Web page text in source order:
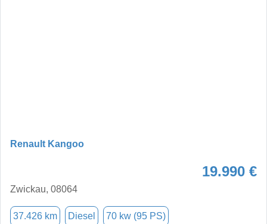
Renault Kangoo
19.990 €
Zwickau, 08064
37.426 km Diesel 70 kw (95 PS)